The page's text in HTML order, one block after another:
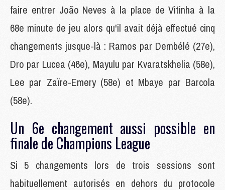
faire entrer João Neves à la place de Vitinha à la
68e minute de jeu alors qu'il avait déjà effectué cinq
changements jusque-là : Ramos par Dembélé (27e),
Dro par Lucea (46e), Mayulu par Kvaratskhelia (58e),
Lee par Zaïre-Emery (58e) et Mbaye par Barcola
(58e).
Un 6e changement aussi possible en
finale de Champions League
Si 5 changements lors de trois sessions sont
habituellement autorisés en dehors du protocole